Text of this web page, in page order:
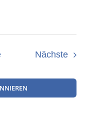
Nächste